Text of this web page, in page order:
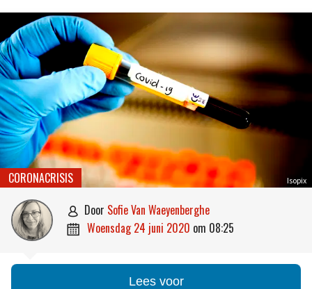
Isopix
CORONACRISIS
 door Sofie Van Waeyenberghe
 woensdag 24 juni 2020 om 08:25
Lees voor